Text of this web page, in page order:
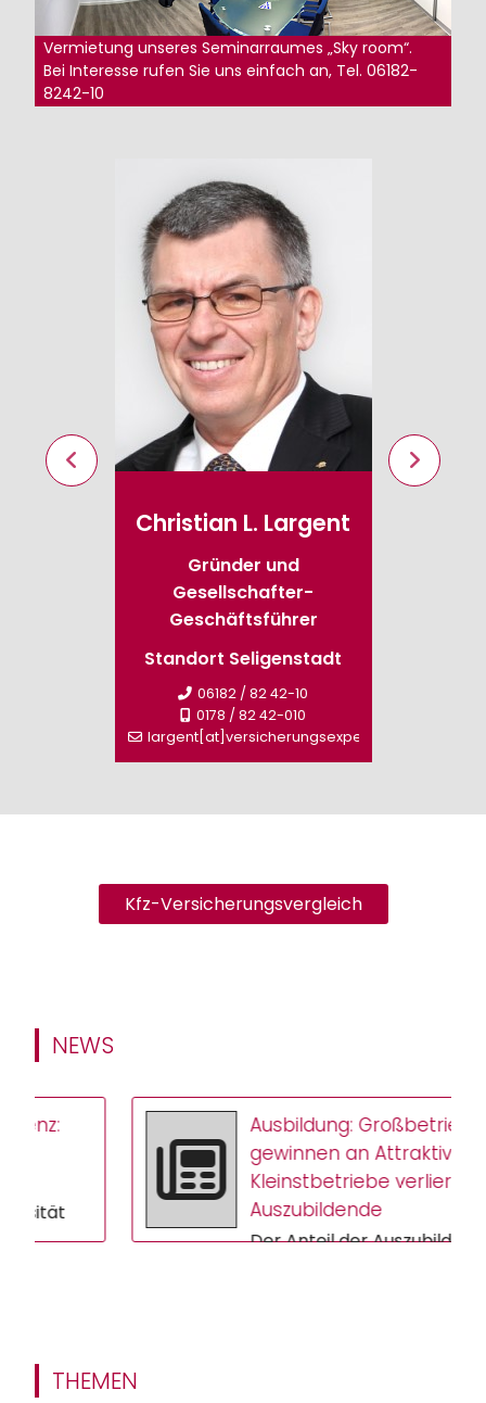
Vermietung unseres Seminarraumes „Sky room“.
Bei Interesse rufen Sie uns einfach an, Tel. 06182-
8242-10
Christian L. Largent
Gründer und
Gesellschafter-
Geschäftsführer
Standort Seligenstadt
06182 / 82 42-10
0178 / 82 42-010
largent[at]versicherungsexperte.de
Kfz-Versicherungsvergleich
NEWS
Ausbildung: Großbetriebe
gewinnen an Attraktivität –
Kleinstbetriebe verlieren
Auszubildende
Der Anteil der Auszubildenden
THEMEN